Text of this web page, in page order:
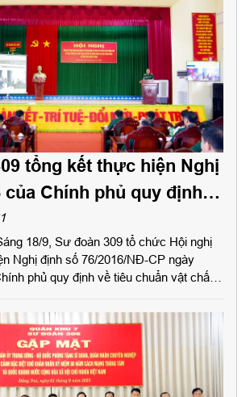
tổng kết thực hiện Nghị
của Chính phủ quy định
vật chất hậu cần đối
18/9, Sư đoàn 309 tổ chức Hội nghị
Nghị định số 76/2016/NĐ-CP ngày
phủ quy định về tiêu chuẩn vật chất
Đại tá Đặng Văn Quyết, Phó Sư đoàn
nghị. Dự hội nghị có Đại tá Phùng Thế